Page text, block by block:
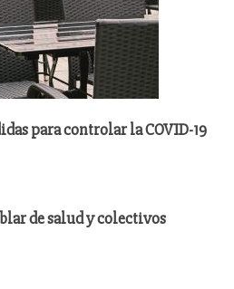
para controlar la COVID-19
de salud y colectivos